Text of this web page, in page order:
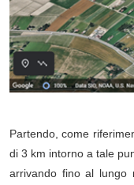
Partendo, come
di 3 km intorno a tale
arrivando fino al lungo